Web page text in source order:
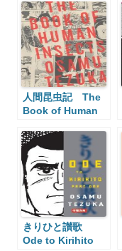
人間昆虫記 The
Book of Human
きりひと讃歌
Ode to Kirihito